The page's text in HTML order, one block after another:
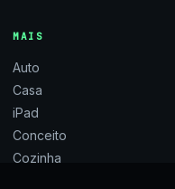
MAIS
Auto
Casa
iPad
Conceito
Cozinha